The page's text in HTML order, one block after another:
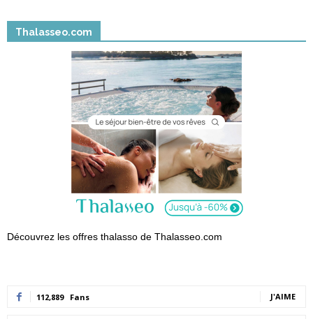
Thalasseo.com
Découvrez les offres thalasso de Thalasseo.com
112,889 Fans J'AIME